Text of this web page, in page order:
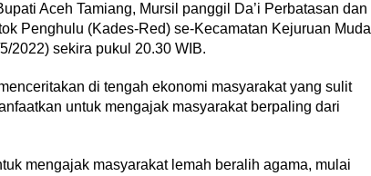
Aceh Tamiang, Mursil panggil Da’i Perbatasan dan
Penghulu (Kades-Red) se-Kecamatan Kejuruan Muda
2022) sekira pukul 20.30 WIB.
di tengah ekonomi masyarakat yang sulit
untuk mengajak masyarakat berpaling dari
mengajak masyarakat lemah beralih agama, mulai